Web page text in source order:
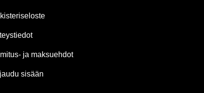
ja maksuehdot
sisään